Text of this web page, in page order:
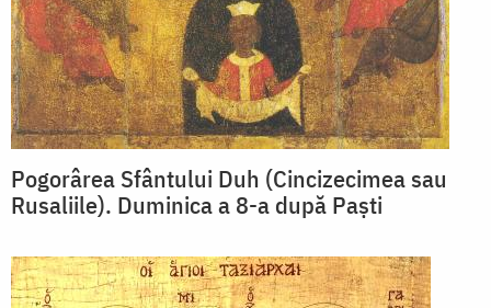
Pogorârea Sfântului Duh (Cincizecimea sau
Rusaliile). Duminica a 8-a după Paști